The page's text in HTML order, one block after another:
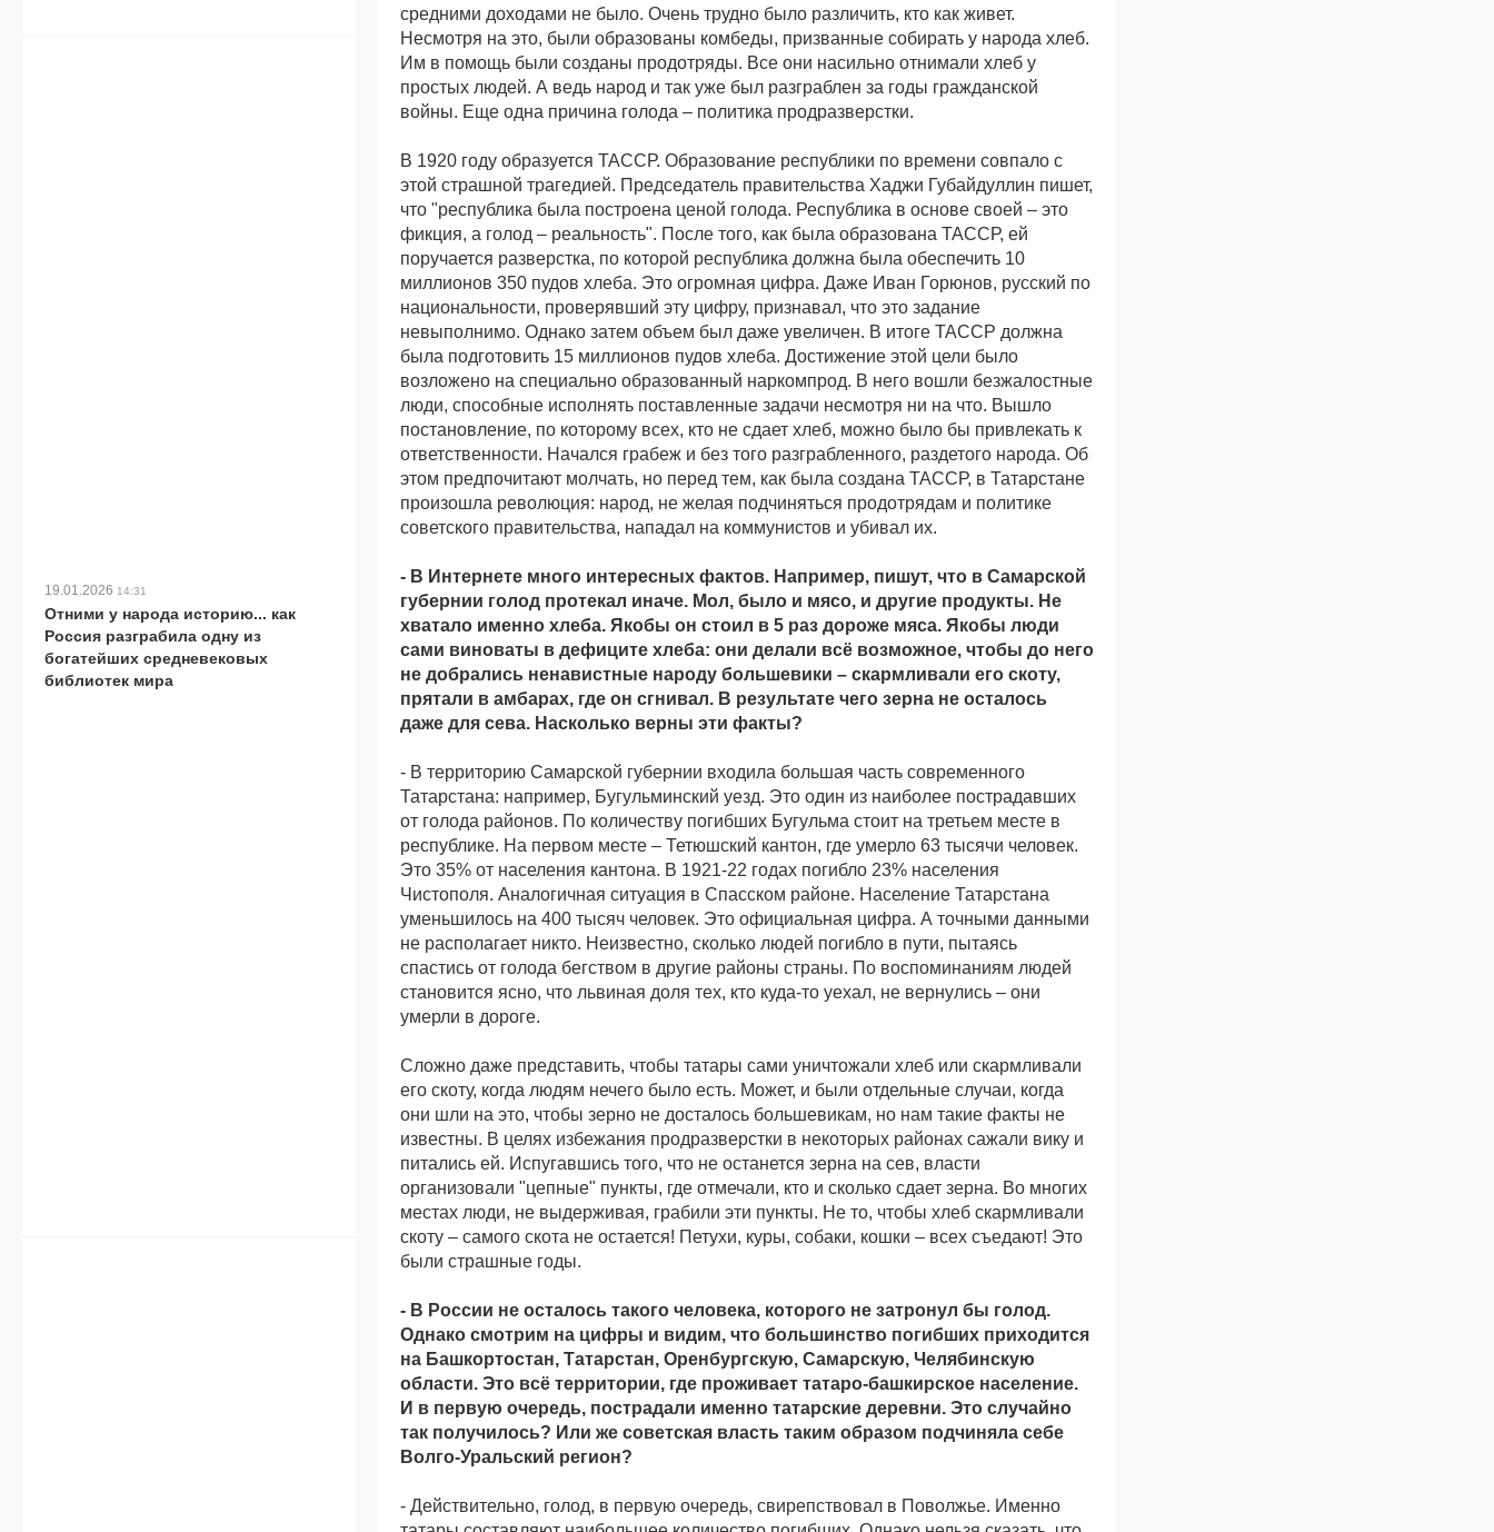
средними доходами не было. Очень трудно было различить, кто как живет.
Несмотря на это, были образованы комбеды, призванные собирать у народа хлеб.
Им в помощь были созданы продотряды. Все они насильно отнимали хлеб у
простых людей. А ведь народ и так уже был разграблен за годы гражданской
войны. Еще одна причина голода – политика продразверстки.
В 1920 году образуется ТАССР. Образование республики по времени совпало с
этой страшной трагедией. Председатель правительства Хаджи Губайдуллин пишет,
что "республика была построена ценой голода. Республика в основе своей – это
фикция, а голод – реальность". После того, как была образована ТАССР, ей
поручается разверстка, по которой республика должна была обеспечить 10
миллионов 350 пудов хлеба. Это огромная цифра. Даже Иван Горюнов, русский по
национальности, проверявший эту цифру, признавал, что это задание
невыполнимо. Однако затем объем был даже увеличен. В итоге ТАССР должна
была подготовить 15 миллионов пудов хлеба. Достижение этой цели было
возложено на специально образованный наркомпрод. В него вошли безжалостные
люди, способные исполнять поставленные задачи несмотря ни на что. Вышло
постановление, по которому всех, кто не сдает хлеб, можно было бы привлекать к
ответственности. Начался грабеж и без того разграбленного, раздетого народа. Об
этом предпочитают молчать, но перед тем, как была создана ТАССР, в Татарстане
произошла революция: народ, не желая подчиняться продотрядам и политике
советского правительства, нападал на коммунистов и убивал их.
- В Интернете много интересных фактов. Например, пишут, что в Самарской
губернии голод протекал иначе. Мол, было и мясо, и другие продукты. Не
хватало именно хлеба. Якобы он стоил в 5 раз дороже мяса. Якобы люди
сами виноваты в дефиците хлеба: они делали всё возможное, чтобы до него
не добрались ненавистные народу большевики – скармливали его скоту,
прятали в амбарах, где он сгнивал. В результате чего зерна не осталось
даже для сева. Насколько верны эти факты?
- В территорию Самарской губернии входила большая часть современного
Татарстана: например, Бугульминский уезд. Это один из наиболее пострадавших
от голода районов. По количеству погибших Бугульма стоит на третьем месте в
республике. На первом месте – Тетюшский кантон, где умерло 63 тысячи человек.
Это 35% от населения кантона. В 1921-22 годах погибло 23% населения
Чистополя. Аналогичная ситуация в Спасском районе. Население Татарстана
уменьшилось на 400 тысяч человек. Это официальная цифра. А точными данными
не располагает никто. Неизвестно, сколько людей погибло в пути, пытаясь
спастись от голода бегством в другие районы страны. По воспоминаниям людей
становится ясно, что львиная доля тех, кто куда-то уехал, не вернулись – они
умерли в дороге.
Сложно даже представить, чтобы татары сами уничтожали хлеб или скармливали
его скоту, когда людям нечего было есть. Может, и были отдельные случаи, когда
они шли на это, чтобы зерно не досталось большевикам, но нам такие факты не
известны. В целях избежания продразверстки в некоторых районах сажали вику и
питались ей. Испугавшись того, что не останется зерна на сев, власти
организовали "цепные" пункты, где отмечали, кто и сколько сдает зерна. Во многих
местах люди, не выдерживая, грабили эти пункты. Не то, чтобы хлеб скармливали
скоту – самого скота не остается! Петухи, куры, собаки, кошки – всех съедают! Это
были страшные годы.
- В России не осталось такого человека, которого не затронул бы голод.
Однако смотрим на цифры и видим, что большинство погибших приходится
на Башкортостан, Татарстан, Оренбургскую, Самарскую, Челябинскую
области. Это всё территории, где проживает татаро-башкирское население.
И в первую очередь, пострадали именно татарские деревни. Это случайно
так получилось? Или же советская власть таким образом подчиняла себе
Волго-Уральский регион?
- Действительно, голод, в первую очередь, свирепствовал в Поволжье. Именно
19.01.2026 14:31
Отними у народа историю... как
Россия разграбила одну из
богатейших средневековых
библиотек мира